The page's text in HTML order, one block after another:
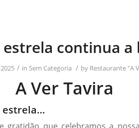
estrela continua
/ in Sem Categoria / by Restaurante "A
A Ver Tavira
estrela…